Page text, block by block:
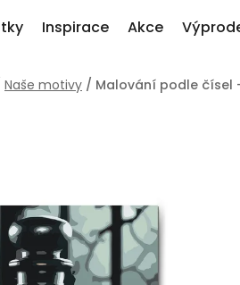
Inspirace Akce
Naše motivy / Malování podle čísel